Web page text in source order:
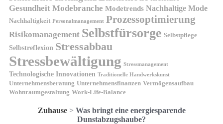
Gesundheit Modebranche Modetrends Nachhaltige Mode
Nachhaltigkeit Personalmanagement Prozessoptimierung
Risikomanagement Selbstfürsorge Selbstpflege
Selbstreflexion Stressabbau
Stressbewältigung Stressmanagement
Technologische Innovationen Traditionelle Handwerkskunst
Unternehmensberatung Unternehmensfinanzen Vermögensaufbau
Wohnraumgestaltung Work-Life-Balance
Zuhause> Was bringt eine energiesparende
Dunstabzugshaube?